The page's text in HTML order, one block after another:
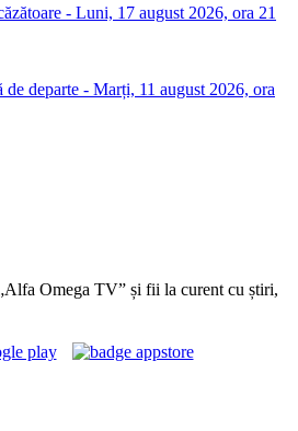
- Luni, 17 august 2026, ora 21
departe - Marți, 11 august 2026, ora
Omega TV” și fii la curent cu știri,